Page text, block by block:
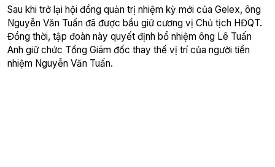
Sau khi trở lại hội đồng quản trị nhiệm kỳ mới của Gelex, ông
Nguyễn Văn Tuấn đã được bầu giữ cương vị Chủ tịch HĐQT.
Đồng thời, tập đoàn này quyết định bổ nhiệm ông Lê Tuấn
Anh giữ chức Tổng Giám đốc thay thế vị trí của người tiền
nhiệm Nguyễn Văn Tuấn.